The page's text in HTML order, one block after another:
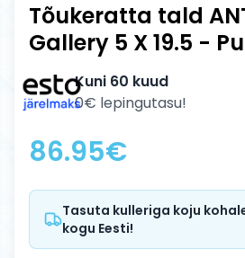
Tõukeratta tald
Gallery 5 X 19.5 -
Kuni 60 kuud
0€ lepingutasu!
86.95€
Tasuta kulleriga koju
kogu Eesti!